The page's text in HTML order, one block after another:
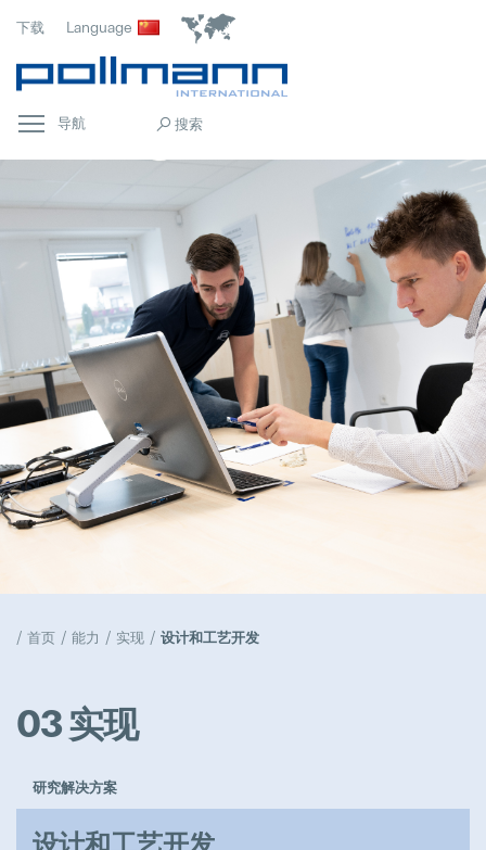
首页
Popular
常规
Popular
Popular
下载 Language
导航
首页 能力 实现 设计和工艺开发
03 实现
研究解决方案